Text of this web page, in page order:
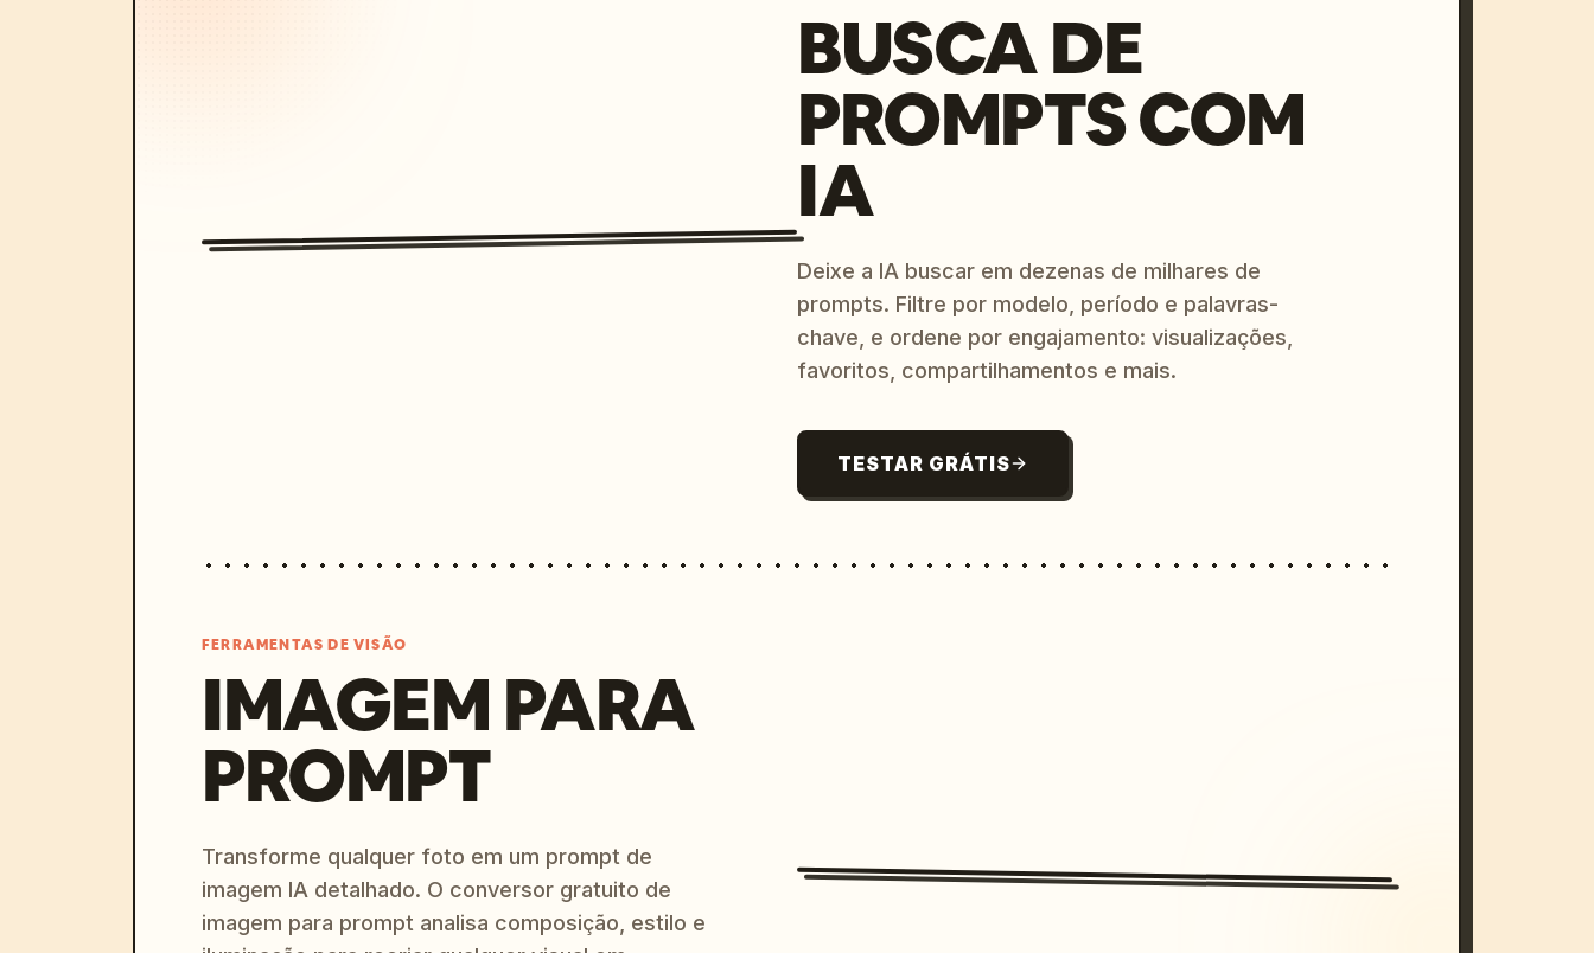
BUSCA DE
PROMPTS COM
IA
Deixe a IA buscar em dezenas de milhares de
prompts. Filtre por modelo, período e palavras-
chave, e ordene por engajamento: visualizações,
favoritos, compartilhamentos e mais.
TESTAR GRÁTIS
FERRAMENTAS DE VISÃO
IMAGEM PARA
PROMPT
Transforme qualquer foto em um prompt de
imagem IA detalhado. O conversor gratuito de
imagem para prompt analisa composição, estilo e